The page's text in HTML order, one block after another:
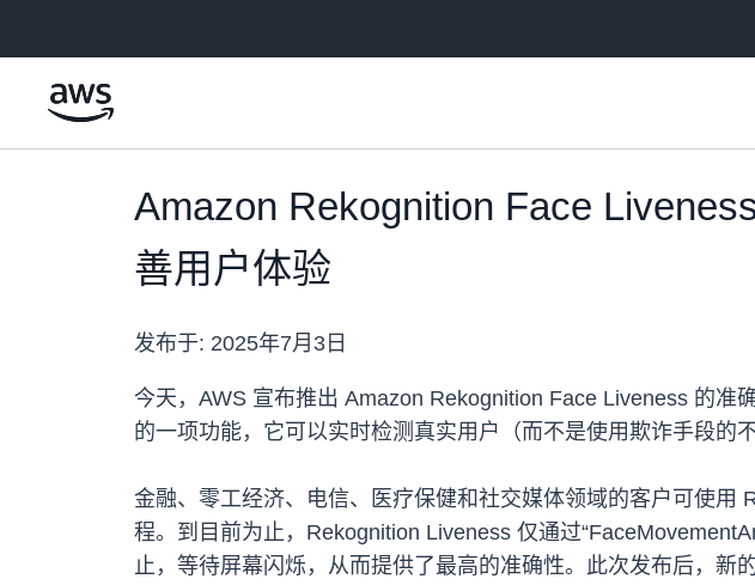
Amazon Rekognition Face
善用户体验
发布于: 2025年7月3日
今天，AWS 宣布推出 Amazon Rekognition Face Liveness 的
的一项功能，它可以实时检测真实用户（而不是使用欺诈手段的
金融、零工经济、电信、医疗保健和社交媒体领域的客户可使
程。到目前为止，Rekognition Liveness 仅通过
止，等待屏幕闪烁，从而提供了最高的准确性。此次发布后，新